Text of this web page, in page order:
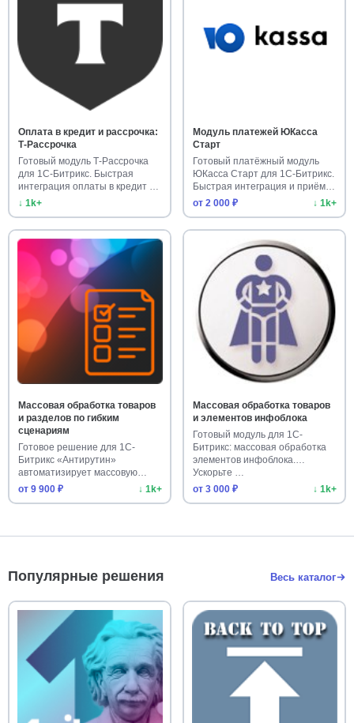
Оплата в кредит и рассрочка:
Т-Рассрочка
Готовый модуль Т-Рассрочка
для 1С-Битрикс. Быстрая
интеграция оплаты в кредит и
…
↓ 1k+
Модуль платежей ЮКасса
Старт
Готовый платёжный модуль
ЮКасса Старт для 1С-Битрикс.
Быстрая интеграция и приём…
от 2 000 ₽
↓ 1k+
Массовая обработка товаров
и разделов по гибким
сценариям
Готовое решение для 1С-
Битрикс «Антирутин»
автоматизирует массовую
обработку тов…
от 9 900 ₽ ↓ 1k+
Массовая обработка товаров
и элементов инфоблока
Готовый модуль для 1С-
Битрикс: массовая обработка
элементов инфоблока.
Ускорьте …
от 3 000 ₽
↓ 1k+
Популярные решения Весь каталог